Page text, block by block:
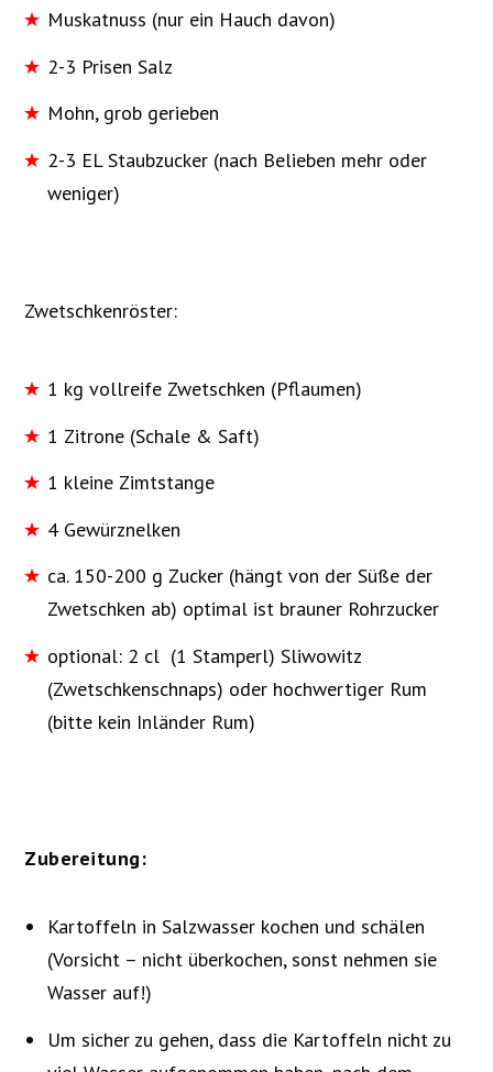
Muskatnuss (nur ein Hauch davon)
2-3 Prisen Salz
Mohn, grob gerieben
2-3 EL Staubzucker (nach Belieben mehr oder
weniger)
Zwetschkenröster:
1 kg vollreife Zwetschken (Pflaumen)
1 Zitrone (Schale & Saft)
1 kleine Zimtstange
4 Gewürznelken
ca. 150-200 g Zucker (hängt von der Süße der
Zwetschken ab) optimal ist brauner Rohrzucker
optional: 2 cl (1 Stamperl) Sliwowitz
(Zwetschkenschnaps) oder hochwertiger Rum
(bitte kein Inländer Rum)
Zubereitung:
Kartoffeln in Salzwasser kochen und schälen
(Vorsicht – nicht überkochen, sonst nehmen sie
Wasser auf!)
Um sicher zu gehen, dass die Kartoffeln nicht zu